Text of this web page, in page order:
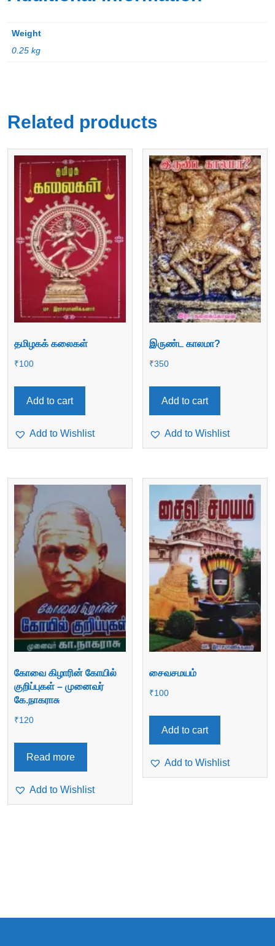
Weight
0.25 kg
Related products
தமிழகக் கலைகள்
₹100
Add to cart
Add to Wishlist
இருண்ட காலமா?
₹350
Add to cart
Add to Wishlist
கோவை கிழாரின் கோயில்
குறிப்புகள் – முனைவர்
கே.நாகராசு
₹120
Read more
Add to Wishlist
சைவசமயம்
₹100
Add to cart
Add to Wishlist